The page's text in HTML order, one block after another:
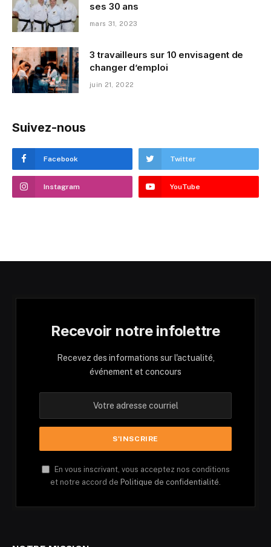
ses 30 ans
mars 31, 2023
3 travailleurs sur 10 envisagent de
changer d’emploi
juin 21, 2022
Suivez-nous
Facebook Twitter
Instagram YouTube
Recevoir notre infolettre
Recevez des informations sur l'actualité,
événement et concours
En vous inscrivant, vous acceptez nos conditions
et notre accord de Politique de confidentialité.